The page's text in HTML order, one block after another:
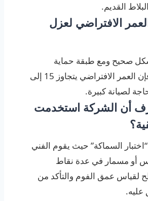
القديم.
الافتراضي لعزل
صحيح ومع طبقة حماية
أكريليك جيدة، فإن العمر الافتراضي يتجاوز 15 إلى
أن الشركة استخدمت
السماكة” حيث يقوم الفني
أو مسمار في عدة نقاط
لقياس عمق الفوم والتأكد من
عليه.